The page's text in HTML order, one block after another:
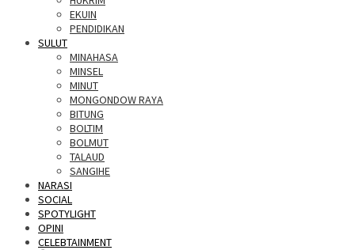
EKUIN
PENDIDIKAN
SULUT
MINAHASA
MINSEL
MINUT
MONGONDOW RAYA
BITUNG
BOLTIM
BOLMUT
TALAUD
SANGIHE
NARASI
SOCIAL
SPOTYLIGHT
OPINI
CELEBTAINMENT